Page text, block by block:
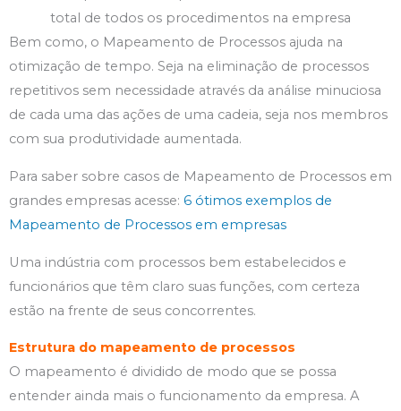
total de todos os procedimentos na empresa
Bem como, o Mapeamento de Processos ajuda na
otimização de tempo. Seja na eliminação de processos
repetitivos sem necessidade através da análise minuciosa
de cada uma das ações de uma cadeia, seja nos membros
com sua produtividade aumentada.
Para saber sobre casos de Mapeamento de Processos em
grandes empresas acesse: 6 ótimos exemplos de
Mapeamento de Processos em empresas
Uma indústria com processos bem estabelecidos e
funcionários que têm claro suas funções, com certeza
estão na frente de seus concorrentes.
Estrutura do mapeamento de processos
O mapeamento é dividido de modo que se possa
entender ainda mais o funcionamento da empresa. A